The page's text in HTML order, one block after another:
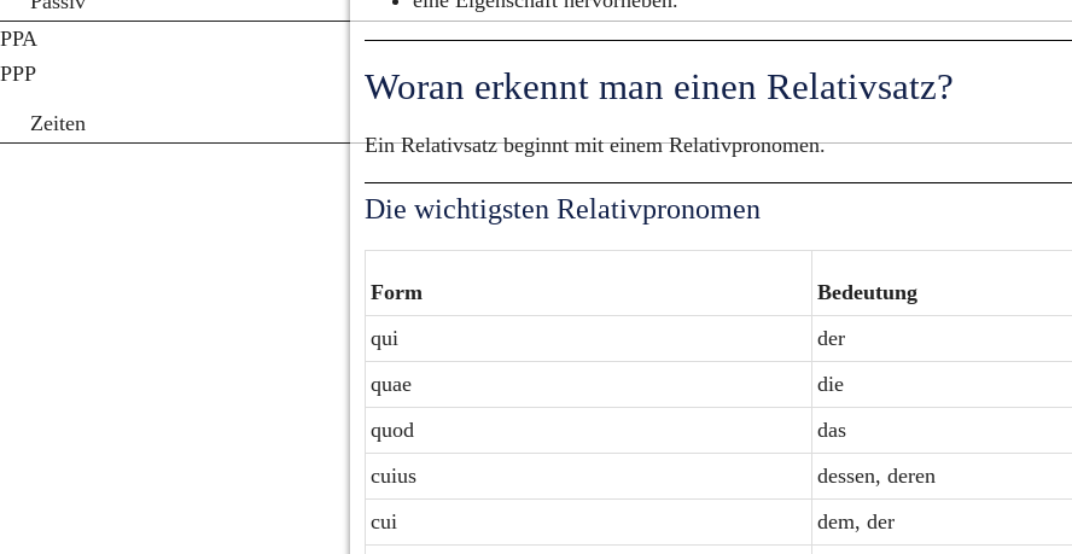
PPA
PPP
Zeiten
Woran erkennt man einen Relativsatz?
Ein Relativsatz beginnt mit einem Relativpronomen.
Die wichtigsten Relativpronomen
Form
Bedeutung
qui
der
quae
die
quod
das
cuius
dessen, deren
cui
dem, der